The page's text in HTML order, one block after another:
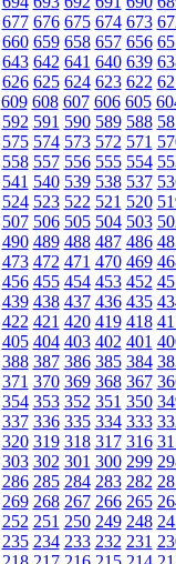
677 676 675 674 673
660 659 658 657 656
643 642 641 640 639
626 625 624 623 622
609 608 607 606 605
592 591 590 589 588
575 574 573 572 571
558 557 556 555 554
541 540 539 538 537
524 523 522 521 520
507 506 505 504 503
490 489 488 487 486
473 472 471 470 469
456 455 454 453 452
439 438 437 436 435
422 421 420 419 418
405 404 403 402 401
388 387 386 385 384
371 370 369 368 367
354 353 352 351 350
337 336 335 334 333
320 319 318 317 316
303 302 301 300 299
286 285 284 283 282
269 268 267 266 265
252 251 250 249 248
235 234 233 232 231